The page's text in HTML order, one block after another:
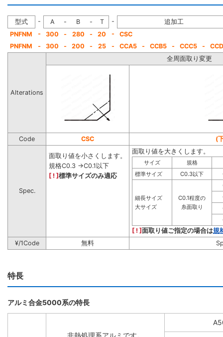
型式 - A - B - T -
追加工
PNFNM
- 300 - 280 - 20 -
CSC
PNFNM
- 300 - 200 - 25 - CCA5 - CCB5 - CCC5 -
Alterations
全周面取り変更
Code CSC (
Spec.
面取り値を小さくします。
規格C0.3 →C0.1以下
[ ! ] 標準サイズのみ適応
面取り値を大きくします。
サイズ
規格
標準サイズ
C0.3以下
細長サイズ
大サイズ
C0.1程度の
糸面取り
[ ! ] 面取り値ご指定の場合は規
¥/1Code
無料
特長
アルミ合金5000系の特長